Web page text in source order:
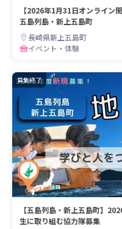
【2026年1月31日オンライン
五島列島・新上五島町
長崎県新上五島町
イベント・体験
募集終了
【五島列島・新上五島町】
生に取り組む協力隊募集